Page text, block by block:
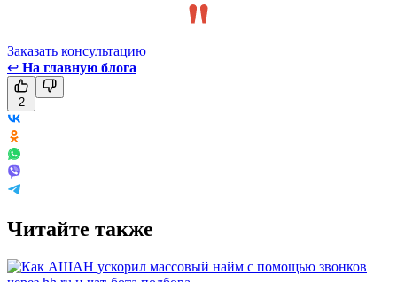
Заказать консультацию
↩ На главную блога
2
Читайте также